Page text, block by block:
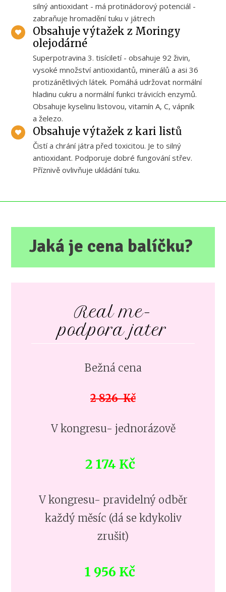
silný antioxidant - má protinádorový potenciál -
zabraňuje hromadění tuku v játrech
Obsahuje výtažek z Moringy
olejodárné
Superpotravina 3. tisíciletí - obsahuje 92 živin,
vysoké množství antioxidantů, minerálů a asi 36
protizánětlivých látek. Pomáhá udržovat normální
hladinu cukru a normální funkci trávicích enzymů.
Obsahuje kyselinu listovou, vitamín A, C, vápník
a železo.
Obsahuje výtažek z kari listů
Čistí a chrání játra před toxicitou. Je to silný
antioxidant. Podporuje dobré fungování střev.
Příznivě ovlivňuje ukládání tuku.
Jaká je cena balíčku?
Real me-
podpora jater
Bežná cena
2 826 Kč
V kongresu- jednorázově
2 174 Kč
V kongresu- pravidelný odběr
každý měsíc (dá se kdykoliv
zrušit)
1 956 Kč